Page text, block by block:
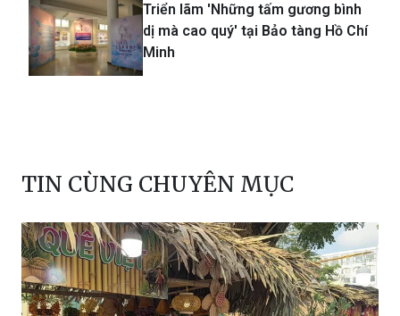
Triển lãm 'Những tấm gương bình
dị mà cao quý' tại Bảo tàng Hồ Chí
Minh
TIN CÙNG CHUYÊN MỤC